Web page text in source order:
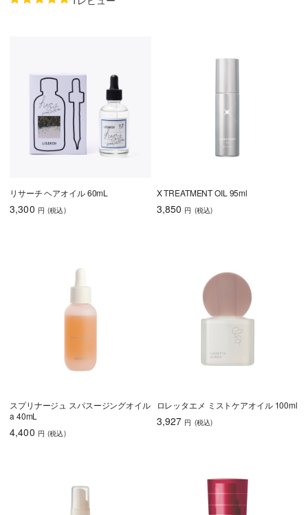
リサーチ ヘアオイル 60mL
3,300 円 (税込)
X TREATMENT OIL 95ml
3,850 円 (税込)
スプリナージュ スパスージングオイル
a 40mL
4,400 円 (税込)
ロレッタエメ ミストケアオイル 100ml
3,927 円 (税込)